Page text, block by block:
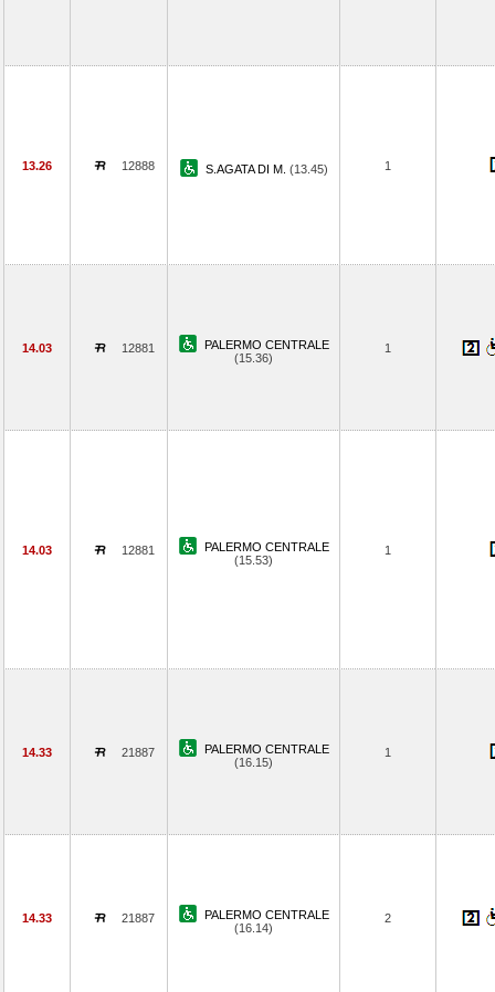
13.26 12888 S.AGATA DI M. (13.45) 1
14.03 12881
PALERMO CENTRALE
(15.36)
1
14.03 12881
PALERMO CENTRALE
(15.53)
1
14.33 21887
PALERMO CENTRALE
(16.15)
1
14.33 21887
PALERMO CENTRALE
(16.14)
2